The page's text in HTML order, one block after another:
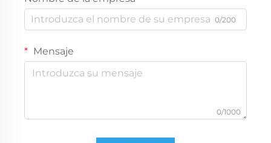
0/200
Mensaje
0/1000